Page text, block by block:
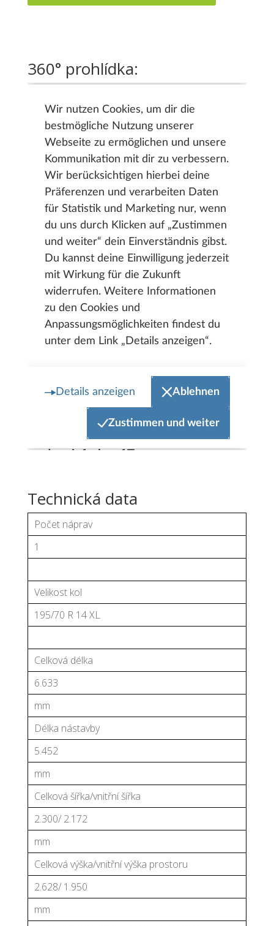
360° prohlídka:
Technická data
Počet náprav
1
Velikost kol
195/70 R 14 XL
Celková délka
6.633
mm
Délka nástavby
5.452
mm
Celková šířka/vnitřní šířka
2.300/ 2.172
mm
Celková výška/vnitřní výška prostoru
2.628/ 1.950
mm